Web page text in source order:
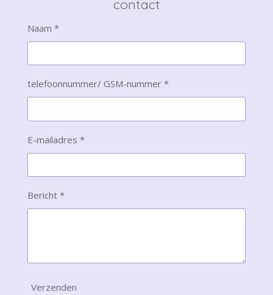
contact
Naam *
telefoonnummer/ GSM-nummer *
E-mailadres *
Bericht *
Verzenden